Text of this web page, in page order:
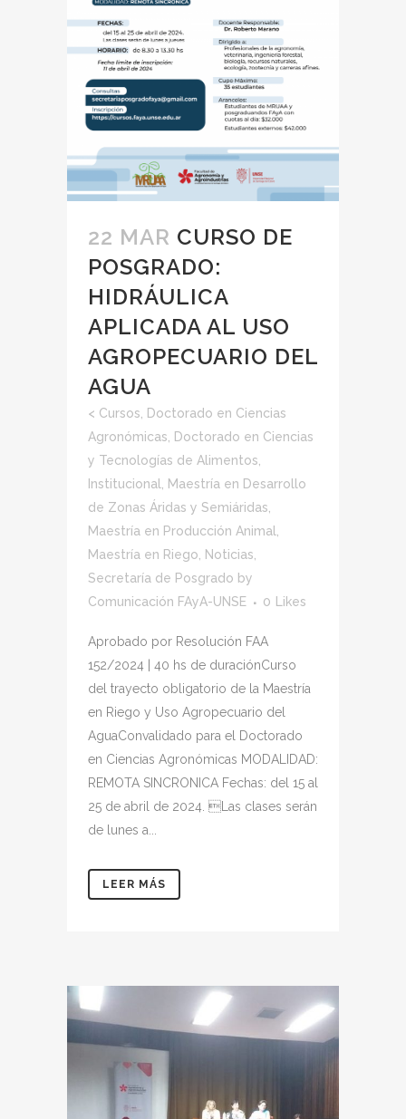
22 MAR CURSO DE
POSGRADO:
HIDRÁULICA
APLICADA AL USO
AGROPECUARIO DEL
AGUA
< Cursos
Doctorado en Ciencias
Agronómicas
Doctorado en Ciencias
y Tecnologías de Alimentos
Institucional
Maestría en Desarrollo
de Zonas Áridas y Semiáridas
Maestría en Producción Animal
Maestría en Riego
Noticias
Secretaría de Posgrado by
Comunicación FAyA-UNSE
0 Likes
Aprobado por Resolución FAA
152/2024 | 40 hs de duraciónCurso
del trayecto obligatorio de la Maestría
en Riego y Uso Agropecuario del
AguaConvalidado para el Doctorado
en Ciencias Agronómicas MODALIDAD:
REMOTA SINCRONICA Fechas: del 15 al
25 de abril de 2024. Las clases serán
de lunes a...
LEER MÁS